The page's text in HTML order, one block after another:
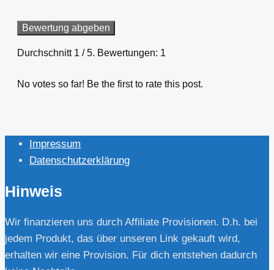
Bewertung abgeben
Durchschnitt 1 / 5. Bewertungen: 1
No votes so far! Be the first to rate this post.
Impressum
Datenschutzerklärung
Hinweis
Wir finanzieren uns durch Affiliate Provisionen. D.h. bei
jedem Produkt, das über unseren Link gekauft wird,
erhalten wir eine Provision. Für dich entstehen dadurch